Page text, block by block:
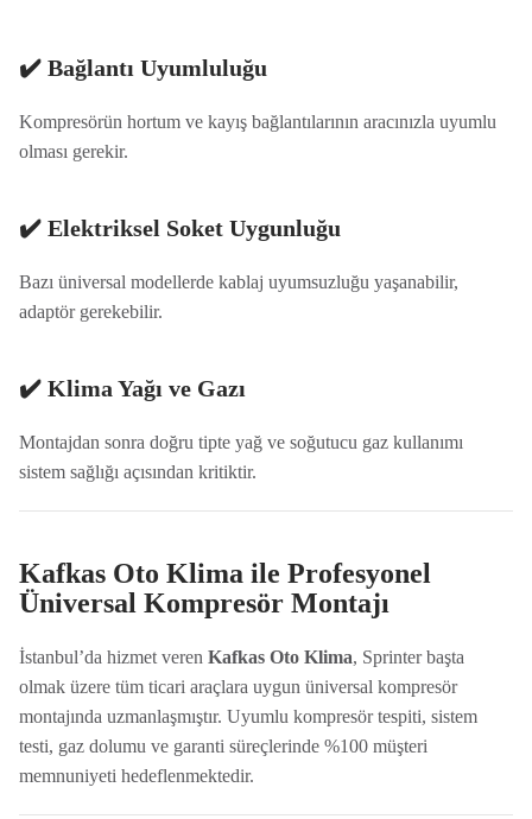
✔️ Bağlantı Uyumluluğu
Kompresörün hortum ve kayış bağlantılarının aracınızla uyumlu
olması gerekir.
✔️ Elektriksel Soket Uygunluğu
Bazı üniversal modellerde kablaj uyumsuzluğu yaşanabilir,
adaptör gerekebilir.
✔️ Klima Yağı ve Gazı
Montajdan sonra doğru tipte yağ ve soğutucu gaz kullanımı
sistem sağlığı açısından kritiktir.
Kafkas Oto Klima ile Profesyonel
Üniversal Kompresör Montajı
İstanbul’da hizmet veren Kafkas Oto Klima, Sprinter başta
olmak üzere tüm ticari araçlara uygun üniversal kompresör
montajında uzmanlaşmıştır. Uyumlu kompresör tespiti, sistem
testi, gaz dolumu ve garanti süreçlerinde %100 müşteri
memnuniyeti hedeflenmektedir.